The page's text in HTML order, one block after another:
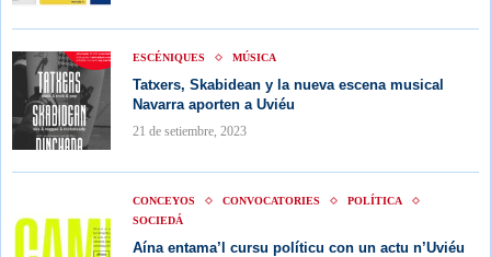
ESCÉNIQUES MÚSICA
Tatxers, Skabidean y la nueva escena musical
Navarra aporten a Uviéu
21 de setiembre, 2023
CONCEYOS CONVOCATORIES
POLÍTICA
SOCIEDÁ
Aína entama’l cursu políticu con un actu n’Uviéu